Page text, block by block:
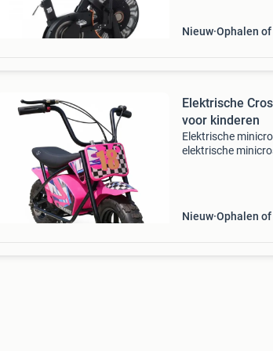
Nieuw Ophalen
Elektrische
voor kinderen
Elektrische
elektrische
Nieuw Ophalen